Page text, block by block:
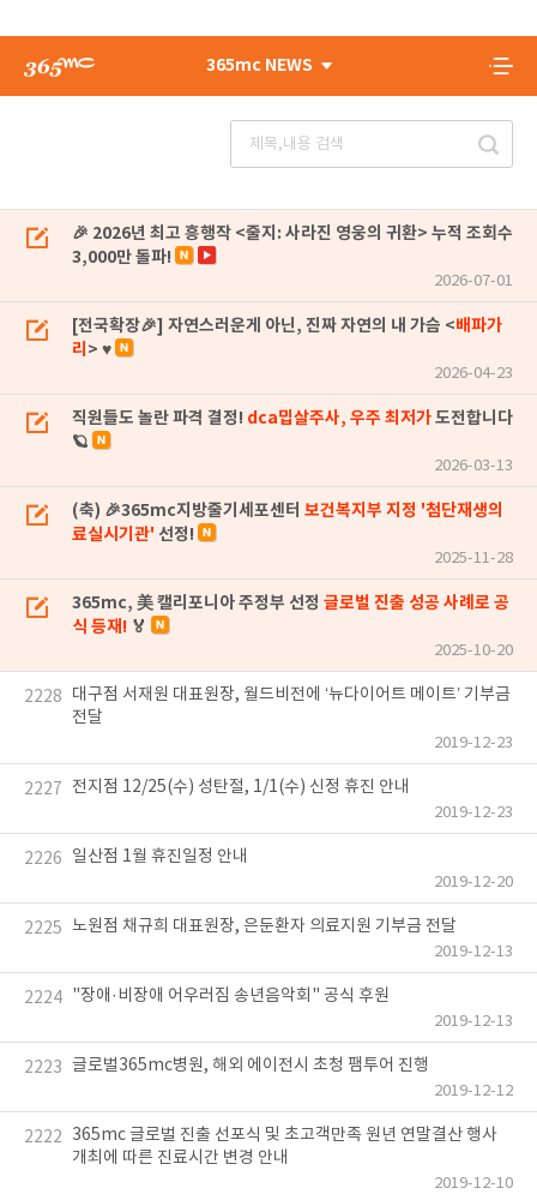
365mc NEWS
🎉 2026년 최고 흥행작 <줄지: 사라진 영웅의 귀환> 누적 조회수
3,000만 돌파!
2026-07-01
[전국확장🎉] 자연스러운게 아닌, 진짜 자연의 내 가슴 <배파가
리 > ♥
2026-04-23
직원들도 놀란 파격 결정! dca밉살주사, 우주 최저가도전합니다
🪐
2026-03-13
(축) 🎉365mc지방줄기세포센터 보건복지부 지정 '첨단재생의
료실시기관' 선정!
2025-11-28
365mc, 美 캘리포니아 주정부 선정 글로벌 진출 성공 사례로 공
식 등재! 🏅
2025-10-20
2228
대구점 서재원 대표원장, 월드비전에 ‘뉴다이어트 메이트’ 기부금
전달
2019-12-23
2227 전지점 12/25(수) 성탄절, 1/1(수) 신정 휴진 안내
2019-12-23
2226 일산점 1월 휴진일정 안내
2019-12-20
2225 노원점 채규희 대표원장, 은둔환자 의료지원 기부금 전달
2019-12-13
2224 "장애·비장애 어우러짐 송년음악회" 공식 후원
2019-12-13
2223 글로벌365mc병원, 해외 에이전시 초청 팸투어 진행
2019-12-12
2222
365mc 글로벌 진출 선포식 및 초고객만족 원년 연말결산 행사
개최에 따른 진료시간 변경 안내
2019-12-10